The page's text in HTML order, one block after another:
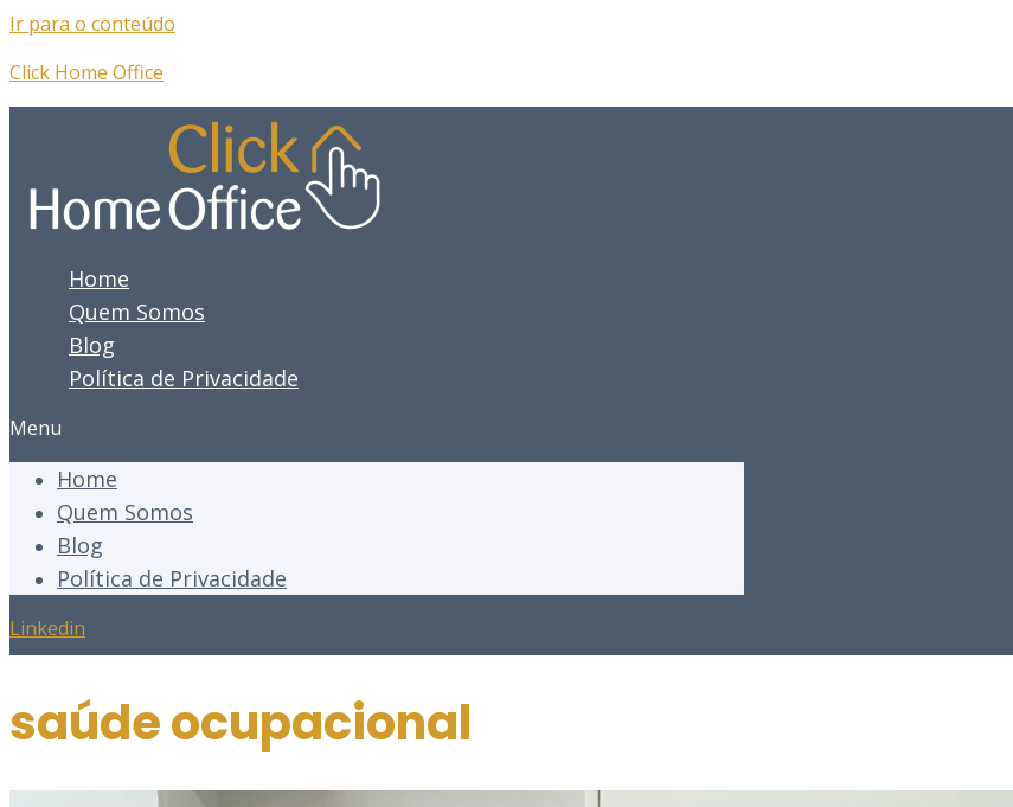
Ir para o conteúdo
Click Home Office
Home
Quem Somos
Blog
Política de Privacidade
Menu
Home
Quem Somos
Blog
Política de Privacidade
Linkedin
saúde ocupacional